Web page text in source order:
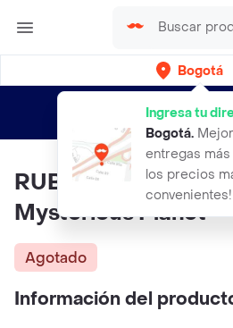
Bogotá
Ingresa tu
Bogotá.
entregas
los precios
convenientes!
envíos gratis por
RUBY ROSE Paleta
Mysterious Planet
Agotado
Información del